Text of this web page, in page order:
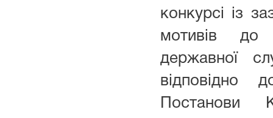
конкурсі із
мотивів до
державної
Постанови